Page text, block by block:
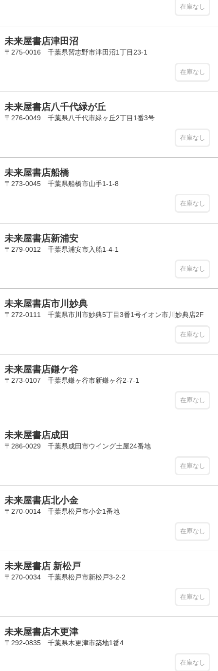
在庫なし
未来屋書店津田沼
〒275-0016 千葉県習志野市津田沼1丁目23-1
在庫なし
未来屋書店八千代緑が丘
〒276-0049 千葉県八千代市緑ヶ丘2丁目1番3号
在庫なし
未来屋書店船橋
〒273-0045 千葉県船橋市山手1-1-8
在庫なし
未来屋書店新浦安
〒279-0012 千葉県浦安市入船1-4-1
在庫なし
未来屋書店市川妙典
〒272-0111 千葉県市川市妙典5丁目3番1号イオン市川妙典店2F
在庫なし
未来屋書店鎌ケ谷
〒273-0107 千葉県鎌ヶ谷市新鎌ヶ谷2-7-1
在庫なし
未来屋書店成田
〒286-0029 千葉県成田市ウイング土屋24番地
在庫なし
未来屋書店北小金
〒270-0014 千葉県松戸市小金1番地
在庫なし
未来屋書店 新松戸
〒270-0034 千葉県松戸市新松戸3-2-2
在庫なし
未来屋書店木更津
〒292-0835 千葉県木更津市築地1番4
在庫なし